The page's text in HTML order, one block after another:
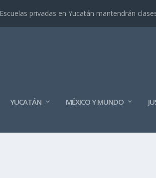
Escuelas privadas en Yucatán mantendrán
YUCATÁN MÉXICO Y MUNDO